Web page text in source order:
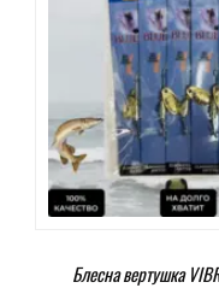
Блесна вертушка